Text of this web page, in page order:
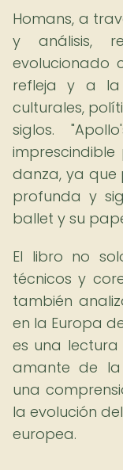
Homans, a
y análisis,
evolucionado
refleja y a la
culturales,
siglos.
danza, ya que
profunda y
ballet y su
El libro no
técnicos y
también
en la Europa
es una
amante de
una
la evolución
europea.